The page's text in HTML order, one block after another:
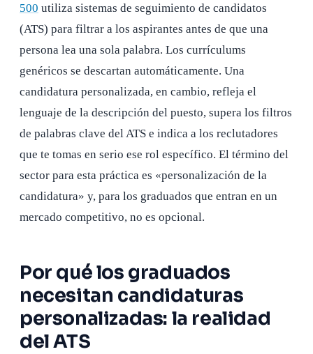
500 utiliza sistemas de seguimiento de candidatos
(ATS) para filtrar a los aspirantes antes de que una
persona lea una sola palabra. Los currículums
genéricos se descartan automáticamente. Una
candidatura personalizada, en cambio, refleja el
lenguaje de la descripción del puesto, supera los filtros
de palabras clave del ATS e indica a los reclutadores
que te tomas en serio ese rol específico. El término del
sector para esta práctica es «personalización de la
candidatura» y, para los graduados que entran en un
mercado competitivo, no es opcional.
Por qué los graduados
necesitan candidaturas
personalizadas: la realidad
del ATS